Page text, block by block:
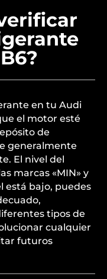
en tu Audi
el motor esté
de
generalmente
El nivel del
marcas «MIN» y
está bajo, puedes
tipos de
cualquier
futuros